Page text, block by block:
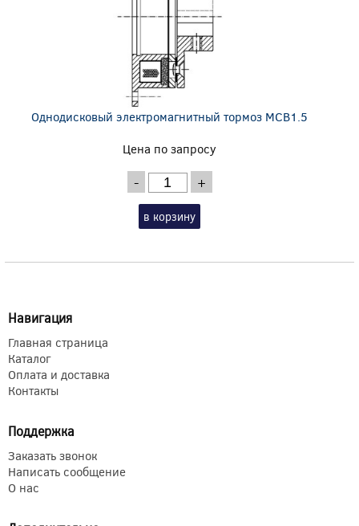
Однодисковый электромагнитный тормоз MCB1.5
Цена по запросу
- +
в корзину
Навигация
Главная страница
Каталог
Оплата и доставка
Контакты
Поддержка
Заказать звонок
Написать сообщение
О нас